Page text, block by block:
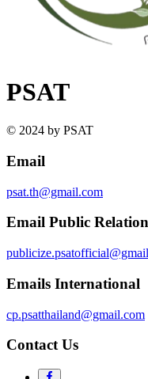
PSAT
© 2024 by PSAT
Email
psat.th@gmail.com
Email Public
Emails International
cp.psatthailand@gmail.com
Contact Us